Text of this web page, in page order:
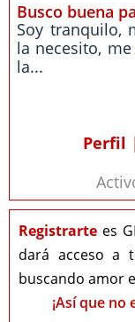
Busco buena
Soy tranquilo,
la necesito,
la...
Perfil |
Registrarte es
dará acceso a
buscando amor
¡Así que no